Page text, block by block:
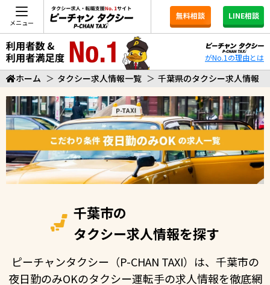
メニュー
無料相談 LINE相談
がNo.1の理由とは
ホーム ＞ タクシー求人情報一覧 ＞ 千葉県のタクシー求人情報
千葉市の
タクシー求人情報を探す
ピーチャンタクシー（P-CHAN TAXI）は、千葉市の
夜日勤のみOKのタクシー運転手の求人情報を徹底網